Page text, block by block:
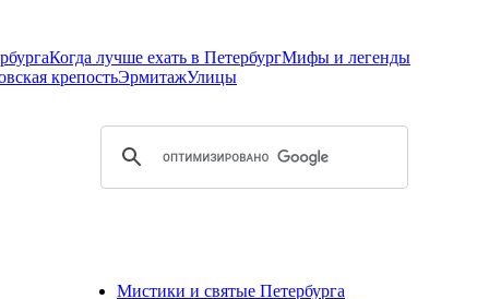
Когда лучше ехать в ПетербургМифы и легенды
крепостьЭрмитажУлицы
Мистики и святые Петербурга